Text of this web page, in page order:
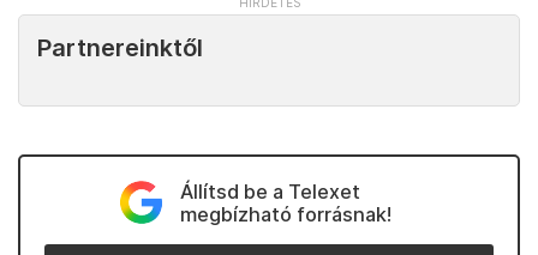
Partnereinktől
Állítsd be a Telexet
megbízható forrásnak!